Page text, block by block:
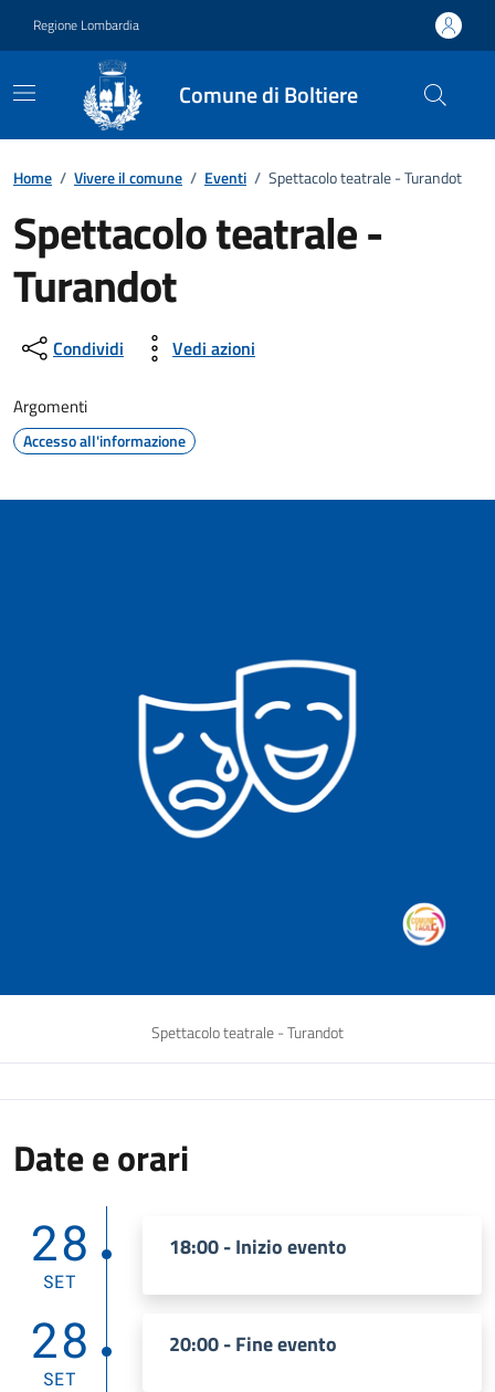
Regione Lombardia
Comune di Boltiere
Home / Vivere il comune / Eventi / Spettacolo teatrale - Turandot
Spettacolo teatrale -
Turandot
Dettagli della notizia
Condividi Vedi azioni
Argomenti
Accesso all'informazione
Spettacolo teatrale - Turandot
Date e orari
28
SET
18:00 - Inizio evento
28
SET
20:00 - Fine evento